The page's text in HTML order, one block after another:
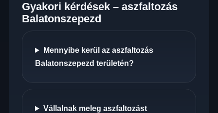
Gyakori kérdések – aszfaltozás
Balatonszepezd
Mennyibe kerül az aszfaltozás
Balatonszepezd területén?
Vállalnak meleg aszfaltozást